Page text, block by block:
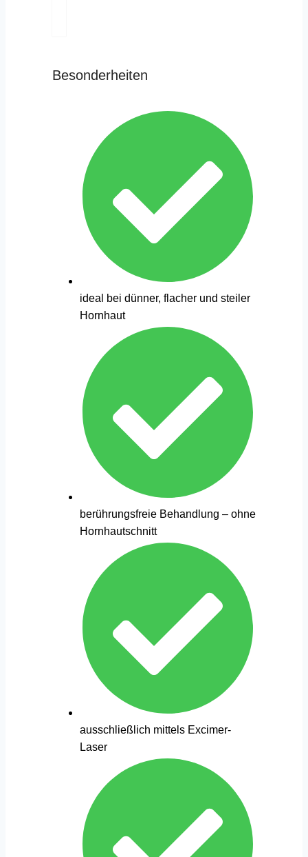
Besonderheiten
ideal bei dünner, flacher und steiler
Hornhaut
berührungsfreie Behandlung – ohne
Hornhautschnitt
ausschließlich mittels Excimer-
Laser